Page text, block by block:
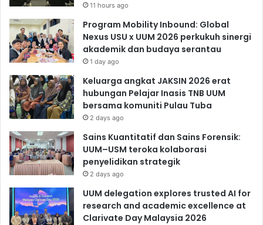
11 hours ago
Program Mobility Inbound: Global
Nexus USU x UUM 2026 perkukuh sinergi
akademik dan budaya serantau
1 day ago
Keluarga angkat JAKSIN 2026 erat
hubungan Pelajar Inasis TNB UUM
bersama komuniti Pulau Tuba
2 days ago
Sains Kuantitatif dan Sains Forensik:
UUM–USM teroka kolaborasi
penyelidikan strategik
2 days ago
UUM delegation explores trusted AI for
research and academic excellence at
Clarivate Day Malaysia 2026